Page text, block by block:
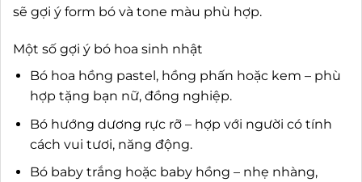
sẽ gợi ý form bó và tone màu phù hợp.
Một số gợi ý bó hoa sinh nhật
Bó hoa hồng pastel, hồng phấn hoặc kem – phù
hợp tặng bạn nữ, đồng nghiệp.
Bó hướng dương rực rỡ – hợp với người có tính
cách vui tươi, năng động.
Bó baby trắng hoặc baby hồng – nhẹ nhàng,